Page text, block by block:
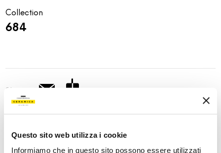
Questo sito web utilizza i cookie
Informiamo che in questo sito possono essere utilizzati
Collection
684
Share: